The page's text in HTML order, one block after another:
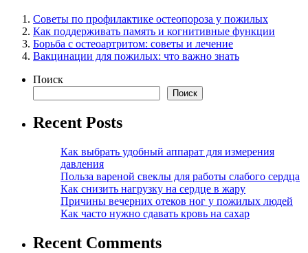
Советы по профилактике остеопороза у пожилых
Как поддерживать память и когнитивные функции
Борьба с остеоартритом: советы и лечение
Вакцинации для пожилых: что важно знать
Поиск
Поиск
Recent Posts
Как выбрать удобный аппарат для измерения
давления
Польза вареной свеклы для работы слабого сердца
Как снизить нагрузку на сердце в жару
Причины вечерних отеков ног у пожилых людей
Как часто нужно сдавать кровь на сахар
Recent Comments